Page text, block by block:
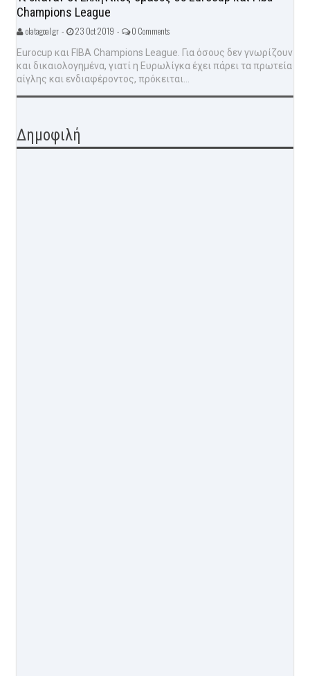
Champions League
olatagoal.gr - 23 Oct 2019 - 0 Comments
Eurocup και FIBA Champions League. Για όσους δεν γνωρίζουν
και δικαιολογημένα, γιατί η Ευρωλίγκα έχει πάρει τα πρωτεία
αίγλης και ενδιαφέροντος, πρόκειται...
Δημοφιλή